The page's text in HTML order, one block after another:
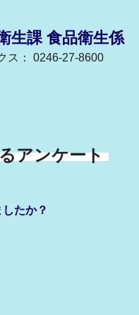
生課 食品衛生係
ス： 0246-27-8600
アンケート
たか？